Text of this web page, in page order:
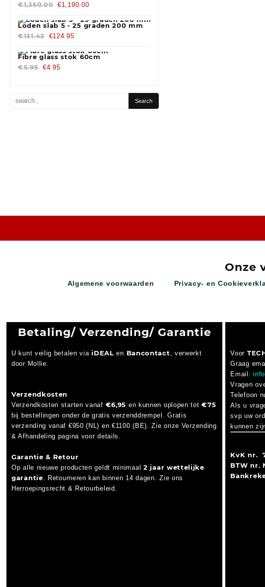
€1,350.00 €1,190.00
Loden slab 5 - 25 graden 200 mm Blank
€131.42 €124.95
Fibre glass stok 60cm
€5.95 €4.95
Onze
Algemene voorwaarden Privacy- en
Betaling/ Verzending/ Garantie
U kunt veilig betalen viaiDEAL en Bancontact , verwerkt
door Mollie.
Verzendkosten
Verzendkosten starten vanaf €6,95 en kunnen oplopen tot€75
bij bestellingen onder de gratis verzenddrempel. Gratis
verzending vanaf €950 (NL) en €1100 (BE). Zie onze Verzending
& Afhandeling pagina voor details.
Garantie & Retour
Op alle nieuwe producten geldt minimaal 2 jaar wettelijke
garantie. Retourneren kan binnen 14 dagen. Zie ons
Herroepingsrecht & Retourbeleid.
Voor
Graag
Email:
Vragen
Telefoon
Als u
svp uw
kunnen
KvK nr.
BTW nr.